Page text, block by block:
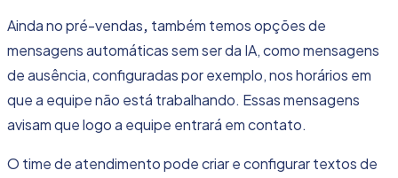
Ainda no pré-vendas, também temos opções de
mensagens automáticas sem ser da IA, como mensagens
de ausência, configuradas por exemplo, nos horários em
que a equipe não está trabalhando. Essas mensagens
avisam que logo a equipe entrará em contato.
O time de atendimento pode criar e configurar textos de